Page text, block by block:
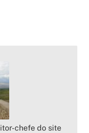
chefe do site